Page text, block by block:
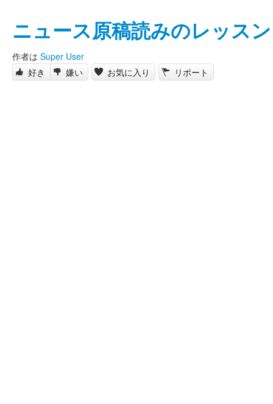
ニュース原稿読みのレッスン
作者は Super User
好き
嫌い お気に入り リポート